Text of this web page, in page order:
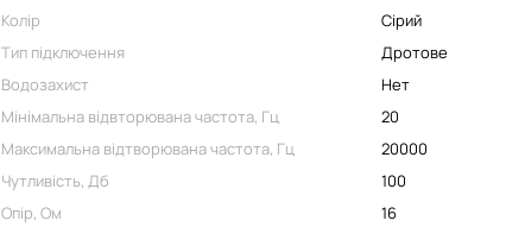
Колір
Сірий
Тип підключення
Дротове
Водозахист
Нет
Мінімальна відвторювана частота, Гц
20
Максимальна відтворювана частота, Гц
20000
Чутливість, Дб
100
Опір, Ом
16